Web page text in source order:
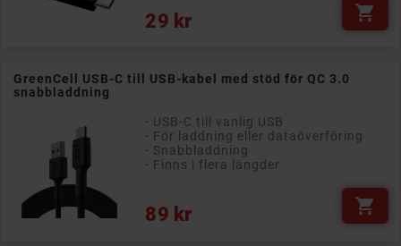
29 kr
Pris 
GreenCell USB-C till USB-kabel med stöd för QC 3.0
snabbladdning
- USB-C till vanlig USB
- För laddning eller dataöverföring
- Snabbladdning
- Finns i flera längder
89 kr
Pris 